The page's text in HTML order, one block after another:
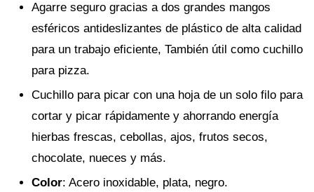
Agarre seguro gracias a dos grandes mangos
esféricos antideslizantes de plástico de alta calidad
para un trabajo eficiente, También útil como cuchillo
para pizza.
Cuchillo para picar con una hoja de un solo filo para
cortar y picar rápidamente y ahorrando energía
hierbas frescas, cebollas, ajos, frutos secos,
chocolate, nueces y más.
Color: Acero inoxidable, plata, negro.